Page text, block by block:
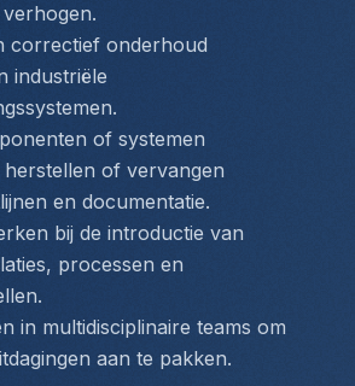
correctief onderhoud
industriële
of systemen
of vervangen
en documentatie.
bij de introductie van
processen en
in multidisciplinaire teams om
aan te pakken.